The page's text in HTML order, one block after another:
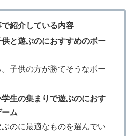
で紹介している内容
と遊ぶのにおすすめのボー
子供の方が勝てそうなボー
生の集まりで遊ぶのにおす
ム
のに最適なものを選んでい